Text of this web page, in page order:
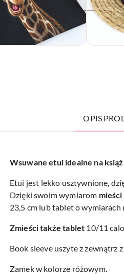
OPIS
Wsuwane etui idealne na
Etui jest lekko usztywnione,
Dzięki swoim wymiarom
23,5 cm lub tablet o wymiarach
Zmieści także tablet 10/11
Book sleeve uszyte z zewnątrz
Zamek w kolorze różowym.